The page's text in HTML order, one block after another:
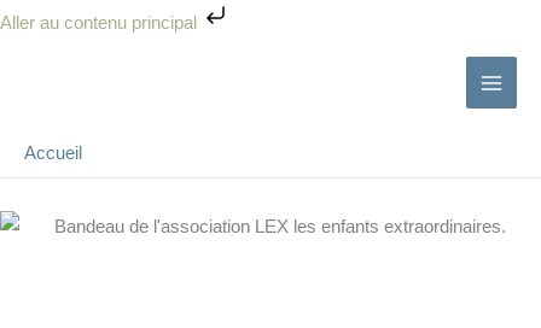
Aller au contenu principal
Aller
Accueil